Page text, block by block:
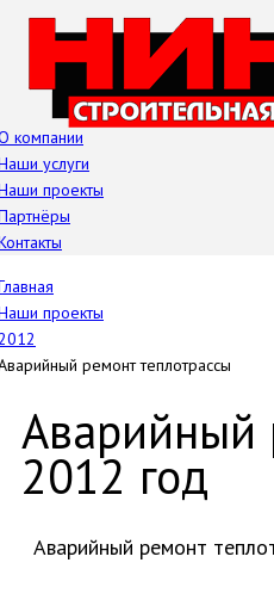
компании
услуги
проекты
проекты
ремонт теплотрассы
Аварийный
2012 год
Аварийный ремонт